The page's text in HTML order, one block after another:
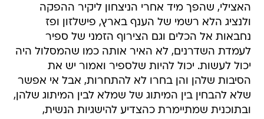
האצילי, שהפך מיד אחרי הניצחון ליקיר ההפקה
ולנציג הלא רשמי של הענף בארץ, פישלזון ופז
נחבאות אל הכלים וגם הצירוף הזמני של ספיר
לעמדת השדרנים, לא האיר אותה כמו שהמסלול היה
יכול לעשות. יכול להיות שלספיר ואמור יש את
הסיבות שלהן והן בחרו לא להתחרות, אבל אי אפשר
שלא להבחין בין המיתוג של שמלא לבין המיתוג שלהן,
ובתוכנית שמתיימרת כהצדיע להישגיות הנשית,